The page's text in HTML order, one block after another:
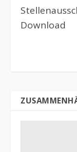
Download